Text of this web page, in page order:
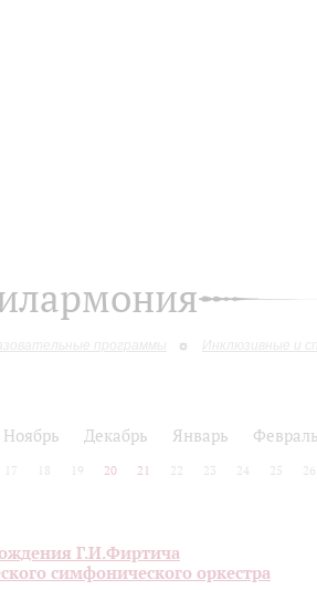
программы Инклюзивные и
Ноябрь Декабрь Январь Февраль
17 18 19 20 21 22 23 24 25 26
Г.И.Фиртича
симфонического оркестра